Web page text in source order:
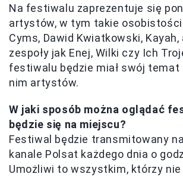
Na festiwalu zaprezentuje się
artystów, w tym takie osobistości
Cyms, Dawid Kwiatkowski, Kayah,
zespoły jak Enej, Wilki czy Ich
festiwalu będzie miał swój temat
nim artystów.
W jaki sposób można oglądać
będzie się na miejscu?
Festiwal będzie transmitowany
kanale Polsat każdego dnia o
Umożliwi to wszystkim, którzy nie